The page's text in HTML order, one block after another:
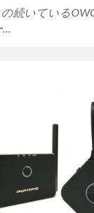
続いている
…